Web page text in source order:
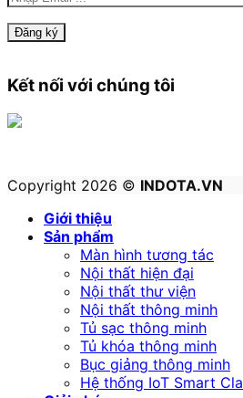
Kết nối với chúng tôi
Copyright 2026 © INDOTA.VN
Giới thiệu
Sản phẩm
Màn hình tương tác
Nội thất hiện đại
Nội thất thư viện
Nội thất thông minh
Tủ sạc thông minh
Tủ khóa thông minh
Bục giảng thông minh
Hệ thống IoT Smart